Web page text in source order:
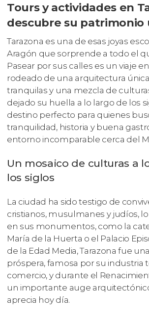
Tours y actividades en
descubre su patrimonio
Tarazona es una de esas joyas
Aragón que sorprende a todo el
Pasear por sus calles es un viaje
rodeado de una arquitectura
tranquilas y una mezcla de
dejado su huella a lo largo de los
destino perfecto para quienes
tranquilidad, historia y buena
entorno incomparable cerca del
Un mosaico de culturas a
los siglos
La ciudad ha sido testigo de
cristianos, musulmanes y judíos,
en sus monumentos, como la
María de la Huerta o el Palacio
de la Edad Media, Tarazona fue
próspera, famosa por su industria
comercio, y durante el
un importante auge
aprecia hoy día.